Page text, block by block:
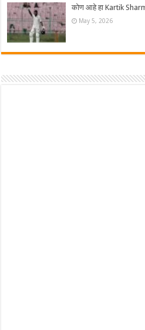
कोण आहे हा Kartik
May 5, 2026